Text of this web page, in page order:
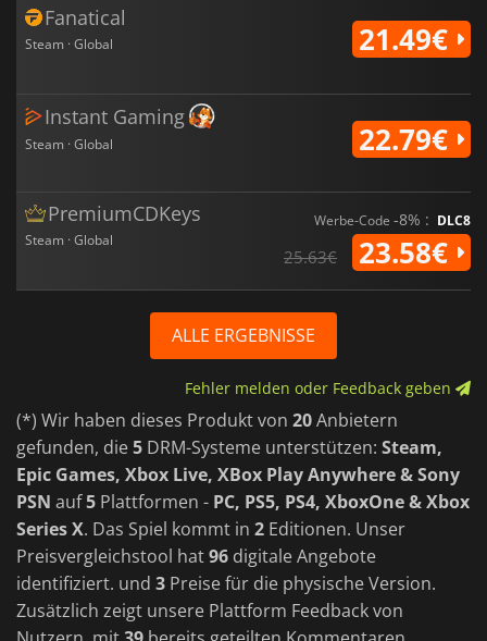
Fanatical
Steam · Global 21.49€
Instant Gaming
Steam · Global 22.79€
PremiumCDKeys
Steam · Global
Werbe-Code -8% : DLC8
25.63€ 23.58€
ALLE ERGEBNISSE
Fehler melden oder Feedback geben
(*) Wir haben dieses Produkt von 20Anbietern
gefunden, die5 DRM-Systeme unterstützen: Steam,
Epic Games, Xbox Live, XBox Play Anywhere & Sony
PSN auf5 Plattformen - PC, PS5, PS4, XboxOne & Xbox
Series X. Das Spiel kommt in 2 Editionen. Unser
Preisvergleichstool hat96 digitale Angebote
identifiziert. und 3 Preise für die physische Version.
Zusätzlich zeigt unsere Plattform Feedback von